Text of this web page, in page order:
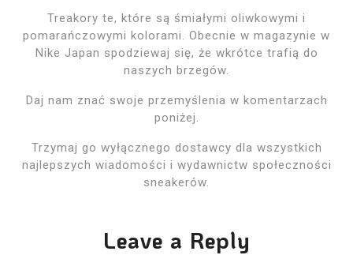
Treakory te, które są śmiałymi oliwkowymi i
pomarańczowymi kolorami. Obecnie w magazynie w
Nike Japan spodziewaj się, że wkrótce trafią do
naszych brzegów.
Daj nam znać swoje przemyślenia w komentarzach
poniżej.
Trzymaj go wyłącznego dostawcy dla wszystkich
najlepszych wiadomości i wydawnictw społeczności
sneakerów.
Leave a Reply